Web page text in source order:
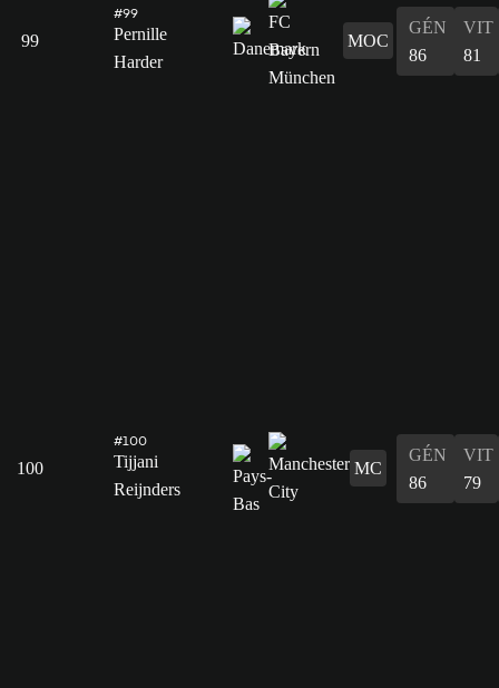
99
#99
Pernille
Harder
MOC
GÉN
86
VIT
81
100
#100
Tijjani
Reijnders
MC
GÉN
86
VIT
79